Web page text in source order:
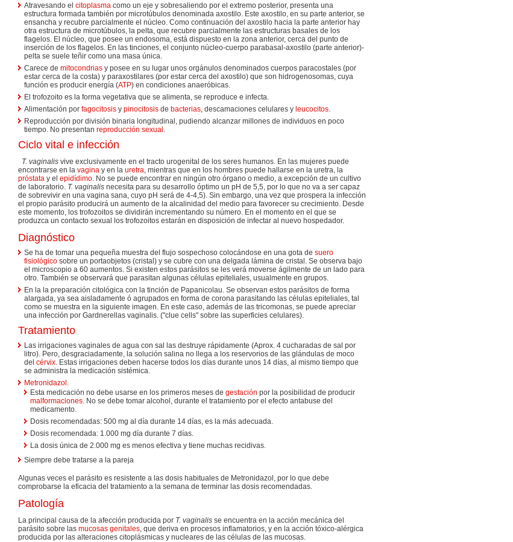
Atravesando el citoplasma como un eje y sobresaliendo por el extremo posterior, presenta una
estructura formada también por microtúbulos denominada axostilo. Este axostilo, en su parte anterior, se
ensancha y recubre parcialmente el núcleo. Como continuación del axostilo hacia la parte anterior hay
otra estructura de microtúbulos, la pelta, que recubre parcialmente las estructuras basales de los
flagelos. El núcleo, que posee un endosoma, está dispuesto en la zona anterior, cerca del punto de
inserción de los flagelos. En las tinciones, el conjunto núcleo-cuerpo parabasal-axostilo (parte anterior)-
pelta se suele teñir como una masa única.
Carece de mitocondrias y posee en su lugar unos orgánulos denominados cuerpos paracostales (por
estar cerca de la costa) y paraxostilares (por estar cerca del axostilo) que son hidrogenosomas, cuya
función es producir energía (ATP) en condiciones anaeróbicas.
El trofozoito es la forma vegetativa que se alimenta, se reproduce e infecta.
Alimentación por fagocitosis y pinocitosis de bacterias, descamaciones celulares y leucocitos.
Reproducción por división binaria longitudinal, pudiendo alcanzar millones de individuos en poco
tiempo. No presentan reproducción sexual .
Ciclo vital e infección
T. vaginalis vive exclusivamente en el tracto urogenital de los seres humanos. En las mujeres puede
encontrarse en la vagina y en la uretra, mientras que en los hombres puede hallarse en la uretra, la
próstata y el epidídimo. No se puede encontrar en ningún otro órgano o medio, a excepción de un cultivo
de laboratorio. T. vaginalis necesita para su desarrollo óptimo un pH de 5,5, por lo que no va a ser capaz
de sobrevivir en una vagina sana, cuyo pH será de 4-4,5). Sin embargo, una vez que prospera la infección
el propio parásito producirá un aumento de la alcalinidad del medio para favorecer su crecimiento. Desde
este momento, los trofozoitos se dividirán incrementando su número. En el momento en el que se
produzca un contacto sexual los trofozoitos estarán en disposición de infectar al nuevo hospedador.
Diagnóstico
Se ha de tomar una pequeña muestra del flujo sospechoso colocándose en una gota de suero
fisiológico sobre un portaobjetos (cristal) y se cubre con una delgada lámina de cristal. Se observa bajo
el microscopio a 60 aumentos. Si existen estos parásitos se les verá moverse ágilmente de un lado para
otro. También se observará que parasitan algunas células epiteliales, usualmente en grupos.
En la la preparación citológica con la tinción de Papanicolau. Se observan estos parásitos de forma
alargada, ya sea aisladamente ó agrupados en forma de corona parasitando las células epiteliales, tal
como se muestra en la siguiente imagen. En este caso, además de las tricomonas, se puede apreciar
una infección por Gardnerellas vaginalis. ("clue cells" sobre las superficies celulares).
Tratamiento
Las irrigaciones vaginales de agua con sal las destruye rápidamente (Aprox. 4 cucharadas de sal por
litro). Pero, desgraciadamente, la solución salina no llega a los reservorios de las glándulas de moco
del cérvix. Estas irrigaciones deben hacerse todos los días durante unos 14 días, al mismo tiempo que
se administra la medicación sistémica.
Metronidazol .
Esta medicación no debe usarse en los primeros meses de gestación por la posibilidad de producir
malformaciones. No se debe tomar alcohol, durante el tratamiento por el efecto antabuse del
medicamento.
Dosis recomendadas: 500 mg al día durante 14 días, es la más adecuada.
Dosis recomendada: 1.000 mg día durante 7 días.
La dosis única de 2.000 mg es menos efectiva y tiene muchas recidivas.
Siempre debe tratarse a la pareja
Algunas veces el parásito es resistente a las dosis habituales de Metronidazol, por lo que debe
comprobarse la eficacia del tratamiento a la semana de terminar las dosis recomendadas.
Patología
La principal causa de la afección producida por T. vaginalis se encuentra en la acción mecánica del
parásito sobre las mucosas genitales, que deriva en procesos inflamatorios, y en la acción tóxico-alérgica
producida por las alteraciones citoplásmicas y nucleares de las células de las mucosas.